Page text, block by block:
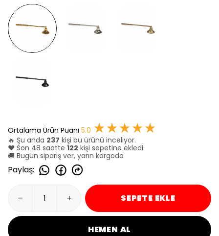
Ortalama Ürün Puanı 5.0 ★★★★★
🔥 Şu anda 237 kişi bu ürünü inceliyor.
❤️ Son 48 saatte 122 kişi sepetine ekledi.
🚚 Bugün sipariş ver, yarın kargoda
Paylaş:
SEPETE EKLE
HEMEN AL